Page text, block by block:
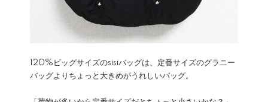
120%ビッグサイズのsisiバッグは、定番サイズのグラニー
バッグよりちょっと大きめがうれしいバッグ。